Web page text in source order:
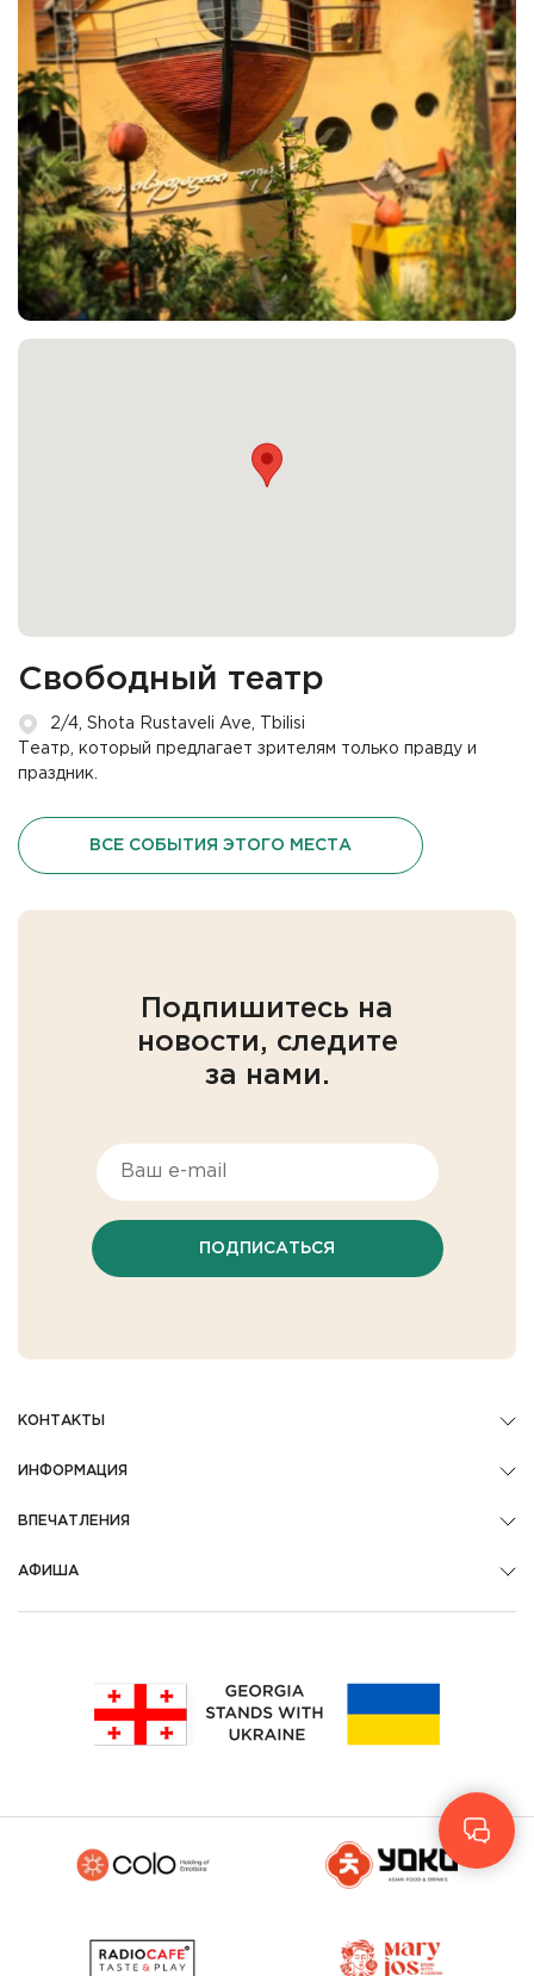
Cвободный театр
2/4, Shota Rustaveli Ave, Tbilisi
Театр, который предлагает зрителям только правду и
праздник.
ВСЕ СОБЫТИЯ ЭТОГО МЕСТА
Подпишитесь на
новости, следите
за нами.
ПОДПИСАТЬСЯ
КОНТАКТЫ
ИНФОРМАЦИЯ
ВПЕЧАТЛЕНИЯ
АФИША
Geo